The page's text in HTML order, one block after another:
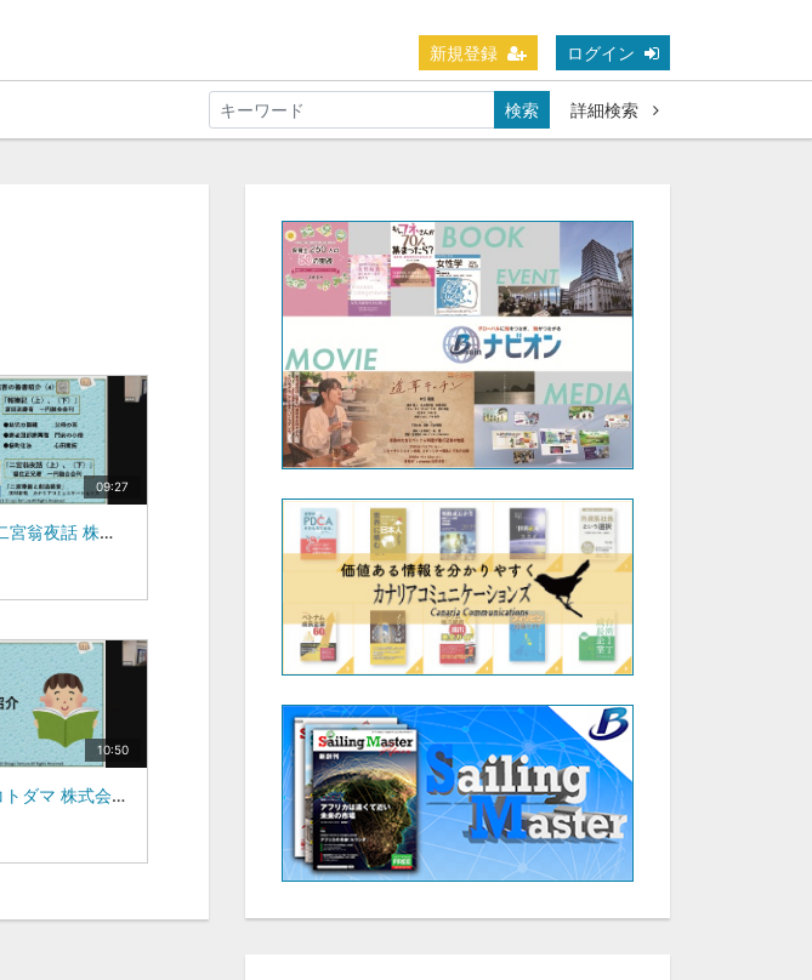
新規登録 ログイン
検索 詳細検索
09:27
報徳記 二宮翁夜話 株式会社ワンダーワークス 代表取締役 田村新吾
10:50
縄文のコトダマ 株式会社ワンダーワークス 代表取締役 田村新吾